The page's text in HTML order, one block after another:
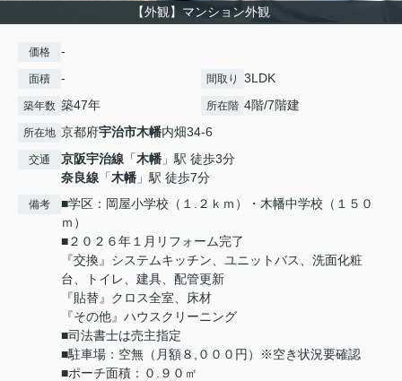
【外観】マンション外観
価格 -
面積 - 間取り 3LDK
築年数 築47年 所在階 4階/7階建
所在地 京都府宇治市木幡内畑34-6
交通 京阪宇治線 「木幡 」駅 徒歩3分
奈良線 「木幡 」駅 徒歩7分
備考
■学区：岡屋小学校（１.２ｋｍ）・木幡中学校（１５０
ｍ）
■２０２６年１月リフォーム完了
『交換』システムキッチン、ユニットバス、洗面化粧
台、トイレ、建具、配管更新
『貼替』クロス全室、床材
『その他』ハウスクリーニング
■司法書士は売主指定
■駐車場：空無（月額８,０００円）※空き状況要確認
■ポーチ面積：０.９０㎡